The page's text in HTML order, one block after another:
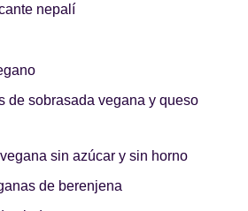
Cocina de invierno
nepalí
de sobrasada vegana y queso
sin azúcar y sin horno
de berenjena